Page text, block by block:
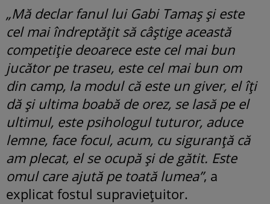
„Mă declar fanul lui Gabi Tamaș și este
cel mai îndreptățit să câștige această
competiție deoarece este cel mai bun
jucător pe traseu, este cel mai bun om
din camp, la modul că este un giver, el îți
dă și ultima boabă de orez, se lasă pe el
ultimul, este psihologul tuturor, aduce
lemne, face focul, acum, cu siguranță că
am plecat, el se ocupă și de gătit. Este
omul care ajută pe toată lumea”, a
explicat fostul supraviețuitor.